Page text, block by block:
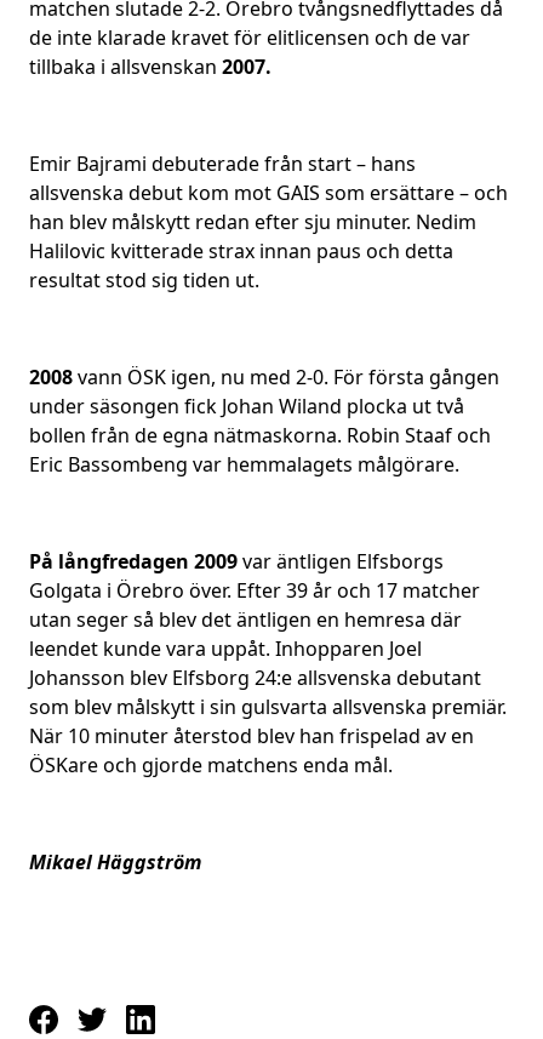
matchen slutade 2-2. Örebro tvångsnedflyttades då
de inte klarade kravet för elitlicensen och de var
tillbaka i allsvenskan 2007.
Emir Bajrami debuterade från start – hans
allsvenska debut kom mot GAIS som ersättare – och
han blev målskytt redan efter sju minuter. Nedim
Halilovic kvitterade strax innan paus och detta
resultat stod sig tiden ut.
2008vann ÖSK igen, nu med 2-0. För första gången
under säsongen fick Johan Wiland plocka ut två
bollen från de egna nätmaskorna. Robin Staaf och
Eric Bassombeng var hemmalagets målgörare.
På långfredagen 2009var äntligen Elfsborgs
Golgata i Örebro över. Efter 39 år och 17 matcher
utan seger så blev det äntligen en hemresa där
leendet kunde vara uppåt. Inhopparen Joel
Johansson blev Elfsborg 24:e allsvenska debutant
som blev målskytt i sin gulsvarta allsvenska premiär.
När 10 minuter återstod blev han frispelad av en
ÖSKare och gjorde matchens enda mål.
Mikael Häggström